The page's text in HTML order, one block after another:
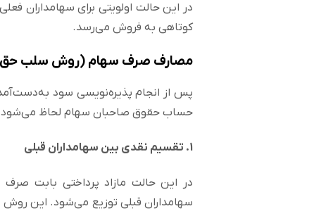
در این حالت اولویتی برای سهامداران
کوتاهی به فروش می‌رسد.
مصارف صرف سهام (روش سلب حق
پس از انجام پذیره‌نویسی سود
حساب حقوق صاحبان سهام لحاظ می‌شود
1. تقسیم نقدی بین سهامداران قبلی
در این حالت مازاد پرداختی بابت
سهامداران قبلی توزیع می‌شود. این روش